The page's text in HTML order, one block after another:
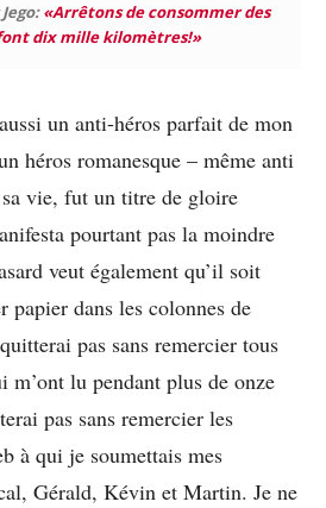
«Arrêtons de consommer des
dix mille kilomètres!»
un anti-héros parfait de mon
héros romanesque – même anti
vie, fut un titre de gloire
pourtant pas la moindre
veut également qu’il soit
papier dans les colonnes de
pas sans remercier tous
m’ont lu pendant plus de onze
pas sans remercier les
à qui je soumettais mes
Gérald, Kévin et Martin. Je ne